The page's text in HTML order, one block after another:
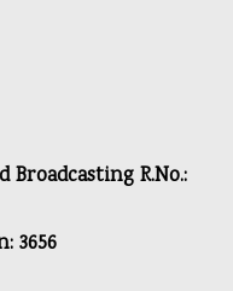
R.No.:
3656